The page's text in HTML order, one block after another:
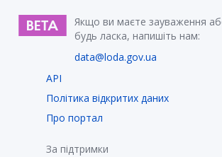
Якщо ви маєте зауваження
будь ласка, напишіть нам:
data@loda.gov.ua
API
Політика відкритих даних
Про портал
За підтримки